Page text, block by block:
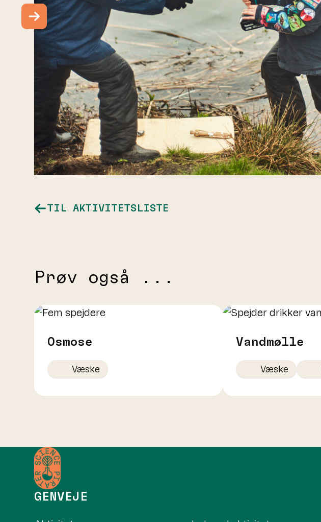
TIL AKTIVITETSLISTE
Prøv også ...
Osmose
Væske
Vandmølle
Væske
GENVEJE